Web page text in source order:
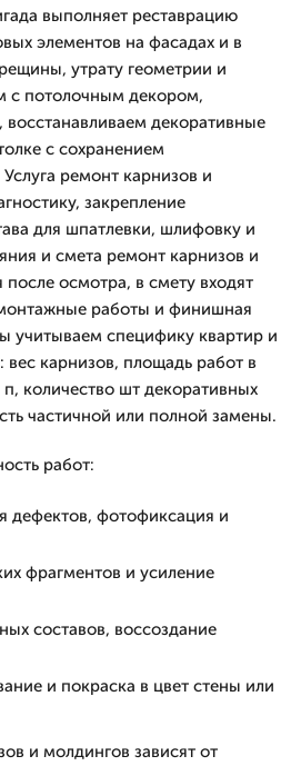
выполняет реставрацию
элементов на фасадах и в
утрату геометрии и
с потолочным декором,
декоративные
с сохранением
ремонт карнизов и
закрепление
для шпатлевки, шлифовку и
и смета ремонт карнизов и
после осмотра, в смету входят
работы и финишная
учитываем специфику квартир и
вес карнизов, площадь работ в
количество шт декоративных
частичной или полной замены.
работ:
дефектов, фотофиксация и
фрагментов и усиление
составов, воссоздание
и покраска в цвет стены или
и молдингов зависят от